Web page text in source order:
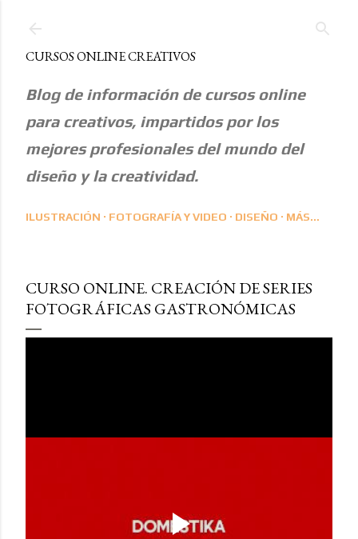
CURSOS ONLINE CREATIVOS
Blog de información de cursos online
para creativos, impartidos por los
mejores profesionales del mundo del
diseño y la creatividad.
ILUSTRACIÓN FOTOGRAFÍA Y VIDEO DISEÑO MÁS…
CURSO ONLINE. CREACIÓN DE SERIES
FOTOGRÁFICAS GASTRONÓMICAS